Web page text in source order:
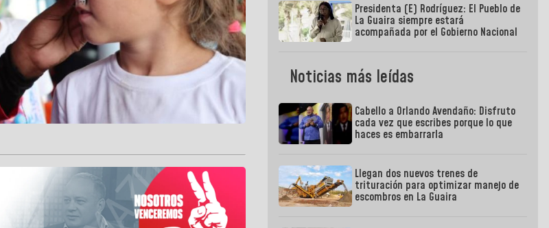
Presidenta (E) Rodríguez: El Pueblo de
La Guaira siempre estará
acompañada por el Gobierno Nacional
Noticias más leídas
Cabello a Orlando Avendaño: Disfruto
cada vez que escribes porque lo que
haces es embarrarla
Llegan dos nuevos trenes de
trituración para optimizar manejo de
escombros en La Guaira